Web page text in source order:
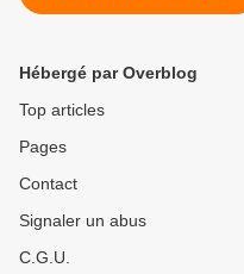
avec l'aéroclub de Quimper
Hébergé par Overblog
Top articles
Pages
Contact
Signaler un abus
C.G.U.